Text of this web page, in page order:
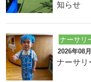
知らせ
ナーサリ
2026年08
ナーサリ